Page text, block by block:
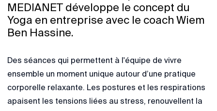
MEDIANET développe le concept du
Yoga en entreprise avec le coach Wiem
Ben Hassine.
Des séances qui permettent à l'équipe de vivre
ensemble un moment unique autour d’une pratique
corporelle relaxante. Les postures et les respirations
apaisent les tensions liées au stress, renouvellent la